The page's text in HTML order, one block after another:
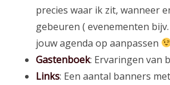
precies waar ik zit, wanneer
gebeuren ( evenementen
jouw agenda op aanpassen
Gastenboek: Ervaringen van
Links: Een aantal banners